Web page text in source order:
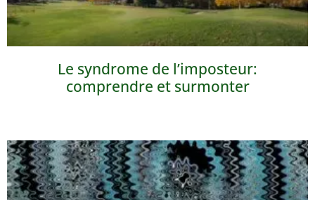
Le syndrome de l’imposteur:
comprendre et surmonter